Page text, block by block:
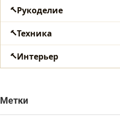
Рукоделие
Техника
Интерьер
Метки